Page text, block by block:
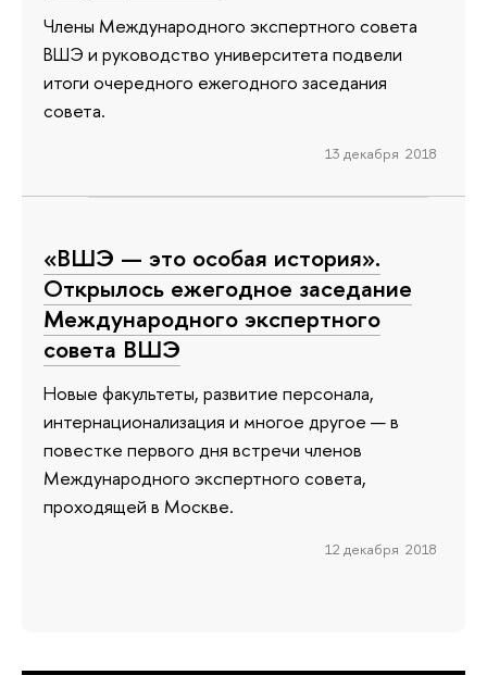
Члены Международного экспертного совета
ВШЭ и руководство университета подвели
итоги очередного ежегодного заседания
совета.
13 декабря 2018
«ВШЭ — это особая история».
Открылось ежегодное заседание
Международного экспертного
совета ВШЭ
Новые факультеты, развитие персонала,
интернационализация и многое другое — в
повестке первого дня встречи членов
Международного экспертного совета,
проходящей в Москве.
12 декабря 2018